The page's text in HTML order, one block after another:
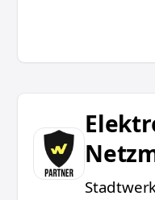
Elektroinstallateur